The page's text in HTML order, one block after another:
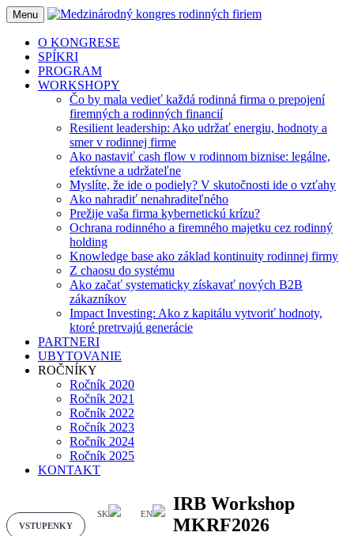
Menu
O KONGRESE
SPÍKRI
PROGRAM
WORKSHOPY
Čo by mala vedieť každá rodinná firma o prepojení
firemných a rodinných financií
Resilient leadership: Ako udržať energiu, hodnoty a
smer v rodinnej firme
Ako nastaviť cash flow v rodinnom biznise: legálne,
efektívne a udržateľne
Myslíte, že ide o podiely? V skutočnosti ide o vzťahy
Ako nahradiť nenahraditeľného
Prežije vaša firma kybernetickú krízu?
Ochrana rodinného a firemného majetku cez rodinný
holding
Knowledge base ako základ kontinuity rodinnej firmy
Z chaosu do systému
Ako začať systematicky získavať nových B2B
zákazníkov
Impact Investing: Ako z kapitálu vytvoriť hodnoty,
ktoré pretrvajú generácie
PARTNERI
UBYTOVANIE
ROČNÍKY
Ročník 2020
Ročník 2021
Ročník 2022
Ročník 2023
Ročník 2024
Ročník 2025
KONTAKT
VSTUPENKY
SK EN
IRB Workshop
MKRF2026